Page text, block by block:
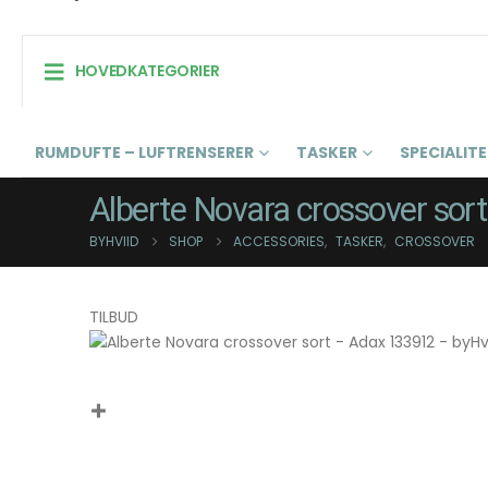
HOVEDKATEGORIER
RUMDUFTE – LUFTRENSERER TASKER
Alberte Novara crossover
BYHVIID SHOP ACCESSORIES, TASKER, CROSSOVER
TILBUD